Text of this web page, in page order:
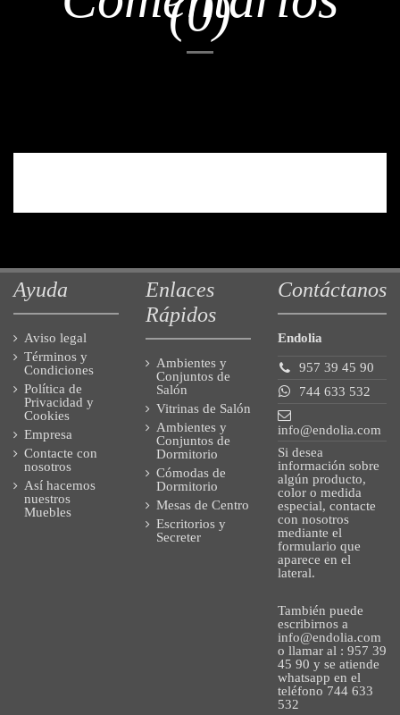
(0)
Ayuda
Aviso legal
Términos y
Condiciones
Política de
Privacidad y
Cookies
Empresa
Contacte con
nosotros
Así hacemos
nuestros
Muebles
Enlaces
Rápidos
Ambientes y
Conjuntos de
Salón
Vitrinas de Salón
Ambientes y
Conjuntos de
Dormitorio
Cómodas de
Dormitorio
Mesas de Centro
Escritorios y
Secreter
Contáctanos
Endolia
957 39 45 90
744 633 532
info@endolia.com
Si desea
información sobre
algún producto,
color o medida
especial, contacte
con nosotros
mediante el
formulario que
aparece en el
lateral.
También puede
escribirnos a
info@endolia.com
o llamar al : 957 39
45 90 y se atiende
whatsapp en el
teléfono 744 633
532